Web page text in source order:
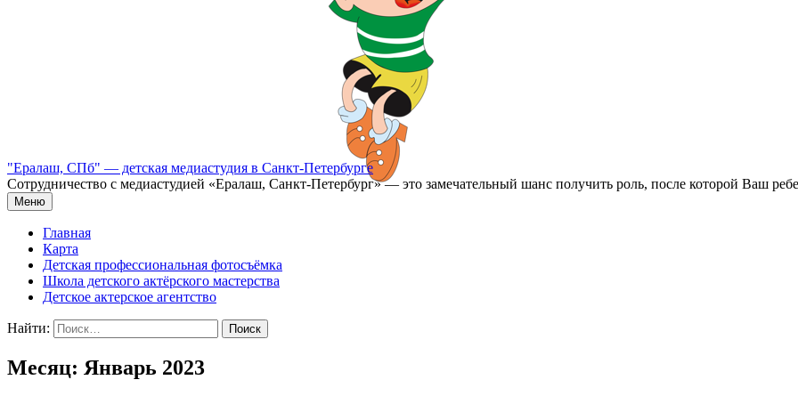
"Ералаш, СПб" — детская медиастудия в Санкт-Петербурге
Сотрудничество с медиастудией «Epaлаш, Санкт-Петербург» — это замечательный шанс получить роль, после которой Ваш
Меню
Главная
Карта
Детская профессиональная фотосъёмка
Школа детского актёрского мастерства
Детское актерское агентство
Найти:
Месяц: Январь 2023